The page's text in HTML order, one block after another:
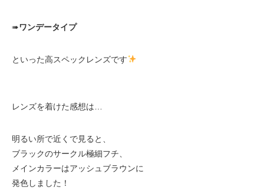
➠ワンデータイプ
といった高スペックレンズです
レンズを着けた感想は…
明るい所で近くで見ると、
ブラックのサークル極細フチ、
メインカラーはアッシュブラウンに
発色しました！